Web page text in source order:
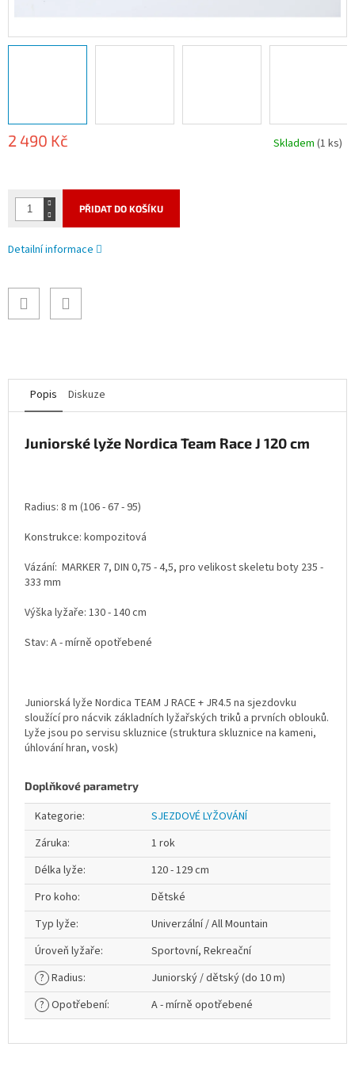
2 490 Kč Skladem(1 ks)
PŘIDAT DO KOŠÍKU
Detailní informace
Popis Diskuze
Juniorské lyže Nordica Team Race J 120 cm
Radius: 8 m (106 - 67 - 95)
Konstrukce: kompozitová
Vázání: MARKER 7, DIN 0,75 - 4,5, pro velikost skeletu boty 235 -
333 mm
Výška lyžaře: 130 - 140 cm
Stav: A - mírně opotřebené
Juniorská lyže Nordica TEAM J RACE + JR4.5 na sjezdovku
sloužící pro nácvik základních lyžařských triků a prvních oblouků.
Lyže jsou po servisu skluznice (struktura skluznice na kameni,
úhlování hran, vosk)
Doplňkové parametry
Kategorie:
SJEZDOVÉ LYŽOVÁNÍ
Záruka:
1 rok
Délka lyže:
120 - 129 cm
Pro koho:
Dětské
Typ lyže:
Univerzální / All Mountain
Úroveň lyžaře:
Sportovní, Rekreační
? Radius:
Juniorský / dětský (do 10 m)
? Opotřebení: A - mírně opotřebené